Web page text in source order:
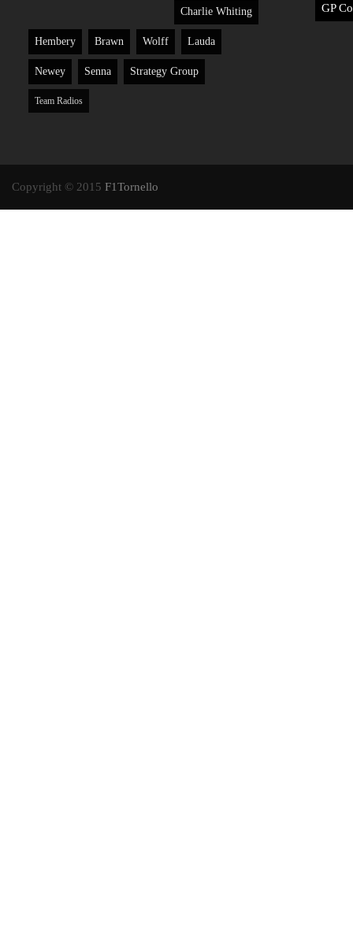
Charlie Whiting
Hembery Brawn Wolff Lauda
Newey Senna Strategy Group
Team Radios
GP
Copyright © 2015 F1Tornello